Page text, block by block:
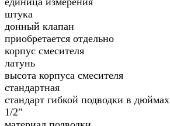
штука
донный клапан
приобретается отдельно
корпус смесителя
латунь
высота корпуса смесителя
стандартная
стандарт гибкой подводки в дюймах
1/2"